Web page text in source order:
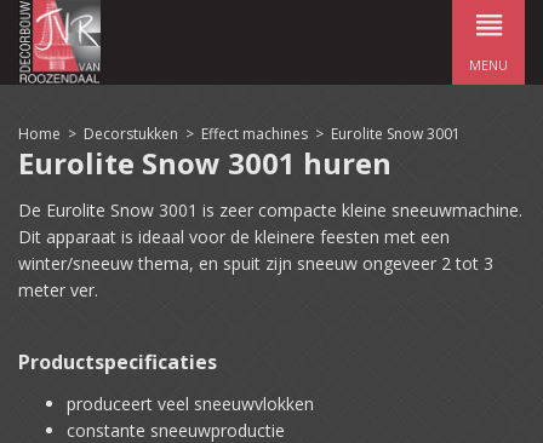
MENU
Home > Decorstukken > Effect machines > Eurolite Snow 3001
Eurolite Snow 3001 huren
De Eurolite Snow 3001 is zeer compacte kleine sneeuwmachine.
Dit apparaat is ideaal voor de kleinere feesten met een
winter/sneeuw thema, en spuit zijn sneeuw ongeveer 2 tot 3
meter ver.
Productspecificaties
produceert veel sneeuwvlokken
constante sneeuwproductie